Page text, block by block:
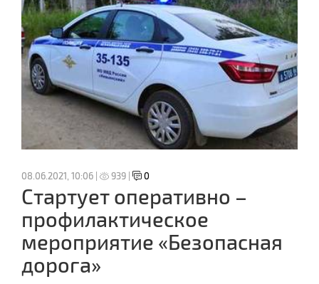
08.06.2021, 10:06 | 939 | 0
Стартует оперативно –
профилактическое
мероприятие «Безопасная
дорога»